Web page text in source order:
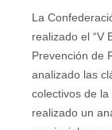
Asamblea
La
realizado el “V
Prevención de
analizado las
colectivos de
realizado un